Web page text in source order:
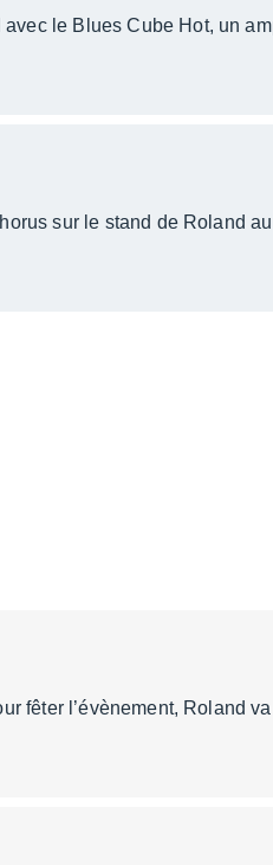
le Blues Cube Hot, un
sur le stand de Roland
fêter l’évènement, Roland